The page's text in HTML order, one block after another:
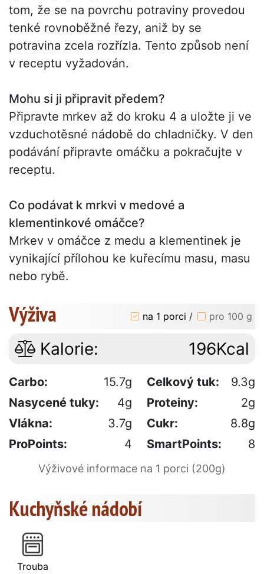
tom, že se na povrchu potraviny provedou
tenké rovnoběžné řezy, aniž by se
potravina zcela rozřízla. Tento způsob není
v receptu vyžadován.
Mohu si ji připravit předem?
Připravte mrkev až do kroku 4 a uložte ji ve
vzduchotěsné nádobě do chladničky. V den
podávání připravte omáčku a pokračujte v
receptu.
Co podávat k mrkvi v medové a
klementinkové omáčce?
Mrkev v omáčce z medu a klementinek je
vynikající přílohou ke kuřecímu masu, masu
nebo rybě.
Výživa na 1 porci / pro 100 g
Kalorie: 196Kcal
Carbo: 15.7g Celkový tuk:
9.3g
Nasycené tuky:
4g Proteiny:
2g
Vlákna:
3.7g Cukr:
8.8g
ProPoints:
4 SmartPoints: 8
Výživové informace na 1 porci (200g)
Kuchyňské nádobí
Trouba